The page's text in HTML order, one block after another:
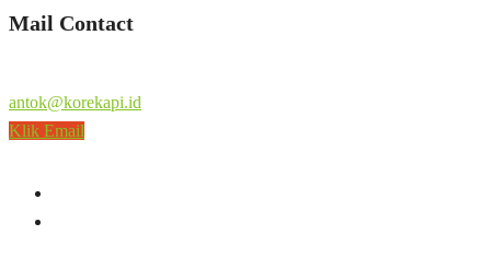
Mail Contact
antok@korekapi.id
Klik Email